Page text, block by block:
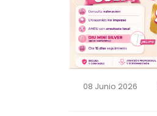
08 Junio 2026